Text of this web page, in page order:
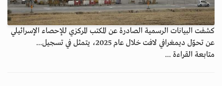
كشفت البيانات الرسمية الصادرة عن المكتب المركزي للإحصاء الإسرائيلي
عن تحوّل ديمغرافي لافت خلال عام 2025، يتمثل في تسجيل...
متابعة القراءة ...